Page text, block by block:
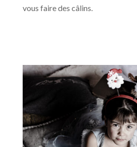
vous faire des câlins.